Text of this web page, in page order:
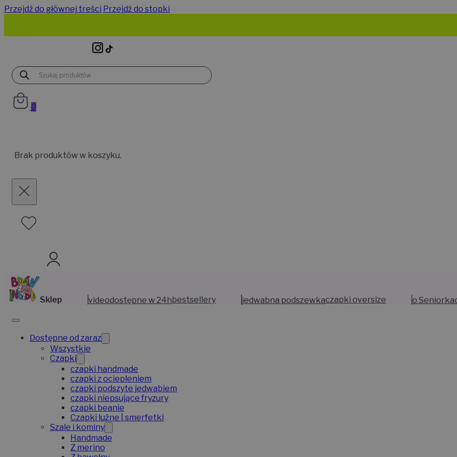
Przejdź do głównej treści Przejdź do stopki
Wyszukiwarka
produktów
0
Brak produktów w koszyku.
Sklep videodostępne w 24hbestsellery jedwabna podszewkaczapki oversize o
Dostępne od zaraz
Wszystkie
Czapki
czapki handmade
czapki z ociepleniem
czapki podszyte jedwabiem
czapki niepsujące fryzury
czapki beanie
Czapki luźne | smerfetki
Szale i kominy
Handmade
Z merino